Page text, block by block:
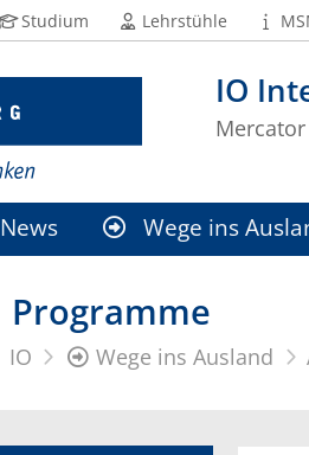
IO
Studium Lehrstühle
News Wege ins
Programme
IO Wege ins Ausland